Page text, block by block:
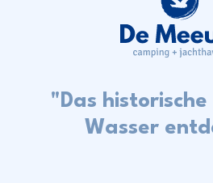
"Das
Wasser